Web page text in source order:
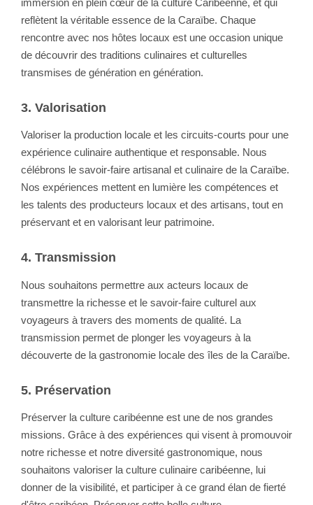
reflètent la véritable essence de la Caraïbe. Chaque
rencontre avec nos hôtes locaux est une occasion unique
de découvrir des traditions culinaires et culturelles
transmises de génération en génération.
3. Valorisation
Valoriser la production locale et les circuits-courts pour une
expérience culinaire authentique et responsable. Nous
célébrons le savoir-faire artisanal et culinaire de la Caraïbe.
Nos expériences mettent en lumière les compétences et
les talents des producteurs locaux et des artisans, tout en
préservant et en valorisant leur patrimoine.
4. Transmission
Nous souhaitons permettre aux acteurs locaux de
transmettre la richesse et le savoir-faire culturel aux
voyageurs à travers des moments de qualité. La
transmission permet de plonger les voyageurs à la
découverte de la gastronomie locale des îles de la Caraïbe.
5. Préservation
Préserver la culture caribéenne est une de nos grandes
missions. Grâce à des expériences qui visent à promouvoir
notre richesse et notre diversité gastronomique, nous
souhaitons valoriser la culture culinaire caribéenne, lui
donner de la visibilité, et participer à ce grand élan de fierté